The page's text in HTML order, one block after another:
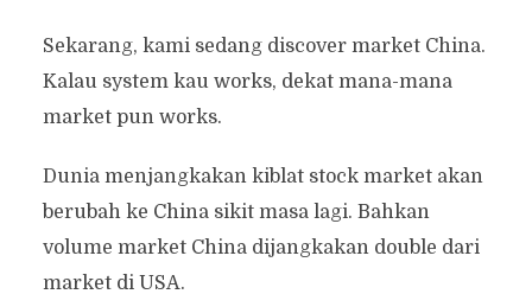
Sekarang, kami sedang discover market China.
Kalau system kau works, dekat mana-mana
market pun works.
Dunia menjangkakan kiblat stock market akan
berubah ke China sikit masa lagi. Bahkan
volume market China dijangkakan double dari
market di USA.